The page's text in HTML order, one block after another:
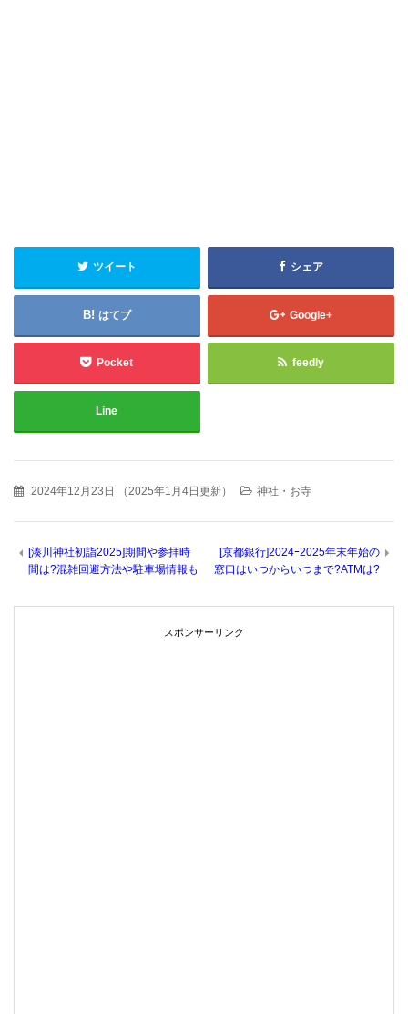
ツイート シェア
はてブ Google+
Pocket feedly
Line
2024年12月23日 （2025年1月4日更新） 神社・お寺
[湊川神社初詣2025]期間や参拝時
間は?混雑回避方法や駐車場情報も
[京都銀行]2024ｰ2025年末年始の
窓口はいつからいつまで?ATMは?
スポンサーリンク